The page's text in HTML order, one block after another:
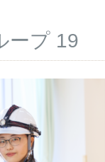
ープ 19